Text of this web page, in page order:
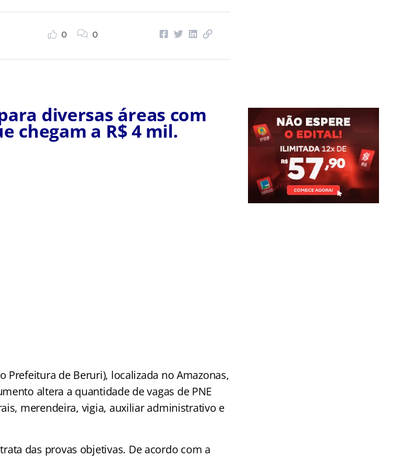
0 0
diversas áreas com
chegam a R$ 4 mil.
Prefeitura de Beruri), localizada no Amazonas,
altera a quantidade de vagas de PNE
merendeira, vigia, auxiliar administrativo e
das provas objetivas. De acordo com a